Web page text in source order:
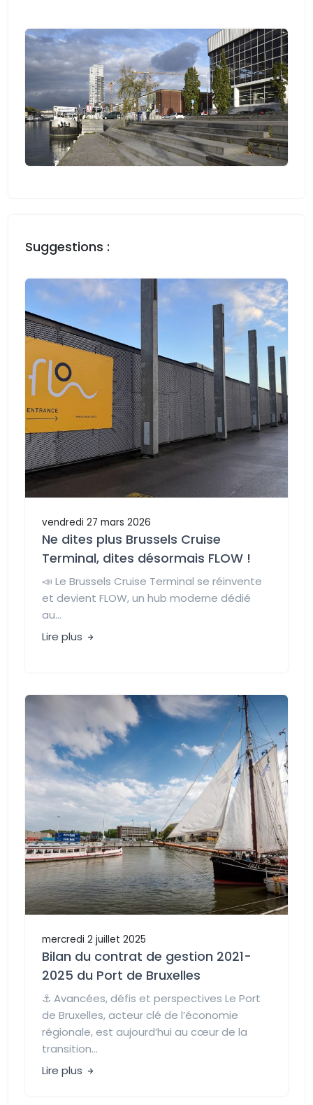
Suggestions :
vendredi 27 mars 2026
Ne dites plus Brussels Cruise
Terminal, dites désormais FLOW !
📣 Le Brussels Cruise Terminal se réinvente
et devient FLOW, un hub moderne dédié
au...
Lire plus
mercredi 2 juillet 2025
Bilan du contrat de gestion 2021-
2025 du Port de Bruxelles
⚓ Avancées, défis et perspectives Le Port
de Bruxelles, acteur clé de l’économie
régionale, est aujourd’hui au cœur de la
transition...
Lire plus